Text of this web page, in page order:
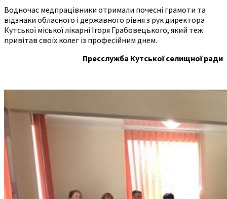
Водночас медпрацівники отримали почесні грамоти та
відзнаки обласного і державного рівня з рук директора
Кутської міської лікарні Ігоря Грабовецького, який теж
привітав своїх колег із професійним днем.
Пресслужба Кутської селищної ради